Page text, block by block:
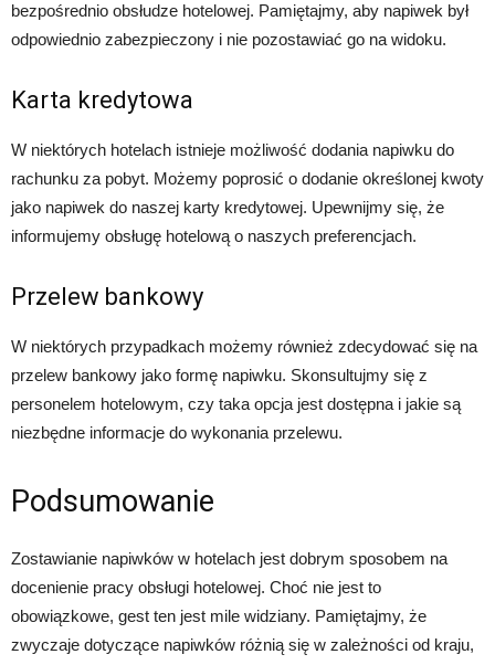
bezpośrednio obsłudze hotelowej. Pamiętajmy, aby napiwek był
odpowiednio zabezpieczony i nie pozostawiać go na widoku.
Karta kredytowa
W niektórych hotelach istnieje możliwość dodania napiwku do
rachunku za pobyt. Możemy poprosić o dodanie określonej kwoty
jako napiwek do naszej karty kredytowej. Upewnijmy się, że
informujemy obsługę hotelową o naszych preferencjach.
Przelew bankowy
W niektórych przypadkach możemy również zdecydować się na
przelew bankowy jako formę napiwku. Skonsultujmy się z
personelem hotelowym, czy taka opcja jest dostępna i jakie są
niezbędne informacje do wykonania przelewu.
Podsumowanie
Zostawianie napiwków w hotelach jest dobrym sposobem na
docenienie pracy obsługi hotelowej. Choć nie jest to
obowiązkowe, gest ten jest mile widziany. Pamiętajmy, że
zwyczaje dotyczące napiwków różnią się w zależności od kraju,